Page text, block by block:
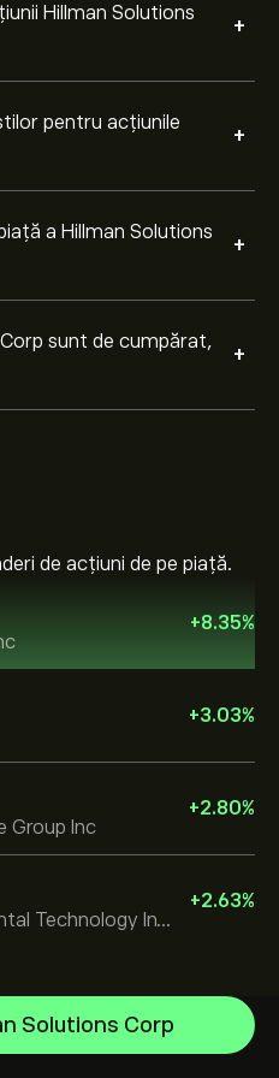
Hillman Solutions
+
pentru acțiunile
+
a Hillman Solutions
+
sunt de cumpărat,
+
de acțiuni de pe piață.
+8.35%
+3.03%
Group Inc
+2.80%
CDT Environmental Technology Investment Holdings L
+2.63%
Solutions Corp
Corp